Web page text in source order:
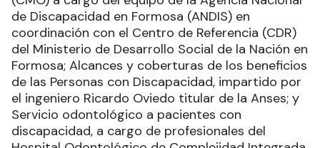
de Discapacidad en Formosa (ANDIS) en
coordinación con el Centro de Referencia (CDR)
del Ministerio de Desarrollo Social de la Nación en
Formosa; Alcances y coberturas de los beneficios
de las Personas con Discapacidad, impartido por
el ingeniero Ricardo Oviedo titular de la Anses; y
Servicio odontológico a pacientes con
discapacidad, a cargo de profesionales del